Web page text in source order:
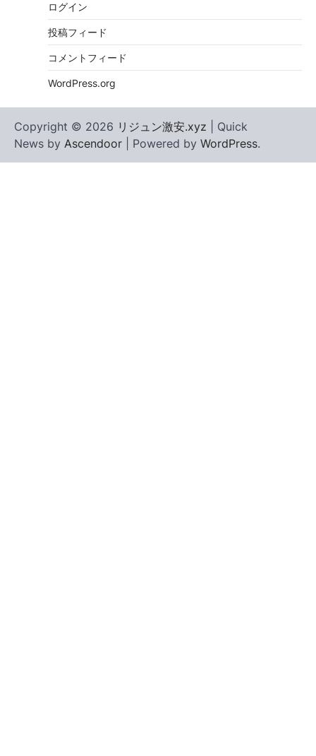
ログイン
投稿フィード
コメントフィード
WordPress.org
Copyright © 2026 リジュン激安.xyz | Quick
News by Ascendoor | Powered by WordPress.